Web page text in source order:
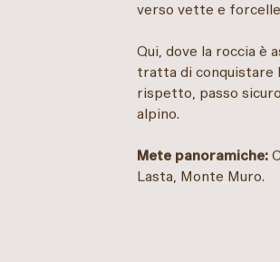
verso vette e
Qui, dove la roccia è
tratta di conquistare
rispetto, passo
alpino.
Mete panoramiche:
Lasta, Monte Muro.